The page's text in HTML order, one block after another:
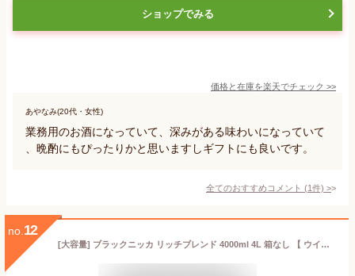
ショップでみる
価格と在庫を楽天でチェック >>
あやなみ(20代・女性)
業務用のお酒になっていて、深みがある味わいになっていて
、晩酌にもぴったりかと思いますしギフトにも良いです。
全てのおすすめコメント (1件) >
no. 12
[大容量] ブラックニッカ リッチブレンド 4000ml 4L 箱なし 【 ウイスキー ウィスキー お酒 ニッカウイスキー ニッカ 酒 蒸留酒 アウトドア まとめ買い 記念日 晩酌 祝い 自宅用 家庭用 宅飲み ひとり呑み 飲み会 ひとり飲み 洋酒 】【ワインならリカオー】